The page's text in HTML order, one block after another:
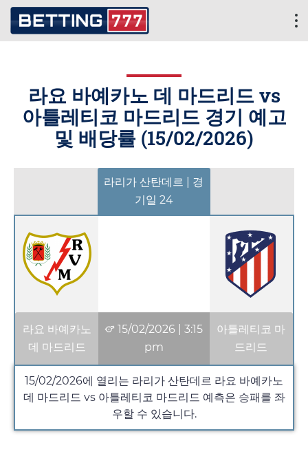
라요 바예카노 데 마드리드 vs
아틀레티코 마드리드 경기 예고
및 배당률 (15/02/2026)
라리가 산탄데르 | 경
기일 24
라요 바예카노
데 마드리드
15/02/2026 |3:15
pm
아틀레티코 마
드리드
15/02/2026에 열리는 라리가 산탄데르 라요 바예카노
데 마드리드 vs 아틀레티코 마드리드 예측은 승패를 좌
우할 수 있습니다.